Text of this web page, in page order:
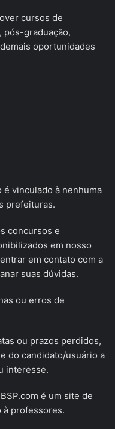
cursos de
pós-graduação,
oportunidades
é vinculado à nenhuma
prefeituras.
concursos e
em nosso
em contato com a
suas dúvidas.
ou erros de
ou prazos perdidos,
do candidato/usuário a
interesse.
é um site de
à professores.